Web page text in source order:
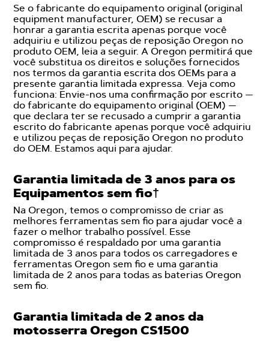
Se o fabricante do equipamento original (original
equipment manufacturer, OEM) se recusar a
honrar a garantia escrita apenas porque você
adquiriu e utilizou peças de reposição Oregon no
produto OEM, leia a seguir. A Oregon permitirá que
você substitua os direitos e soluções fornecidos
nos termos da garantia escrita dos OEMs para a
presente garantia limitada expressa. Veja como
funciona: Envie-nos uma confirmação por escrito —
do fabricante do equipamento original (OEM) —
que declara ter se recusado a cumprir a garantia
escrito do fabricante apenas porque você adquiriu
e utilizou peças de reposição Oregon no produto
do OEM. Estamos aqui para ajudar.
Garantia limitada de 3 anos para os
Equipamentos sem fio†
Na Oregon, temos o compromisso de criar as
melhores ferramentas sem fio para ajudar você a
fazer o melhor trabalho possível. Esse
compromisso é respaldado por uma garantia
limitada de 3 anos para todos os carregadores e
ferramentas Oregon sem fio e uma garantia
limitada de 2 anos para todas as baterias Oregon
sem fio.
Garantia limitada de 2 anos da
motosserra Oregon CS1500